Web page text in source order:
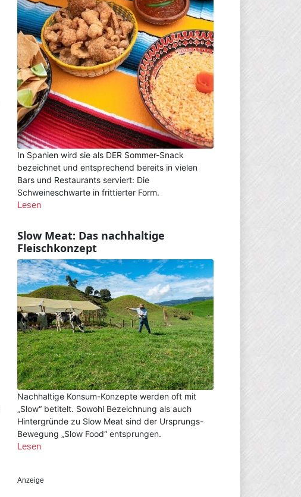
In Spanien wird sie als DER Sommer-Snack
bezeichnet und entsprechend bereits in vielen
Bars und Restaurants serviert: Die
Schweineschwarte in frittierter Form.
Lesen
Slow Meat: Das nachhaltige
Fleischkonzept
Nachhaltige Konsum-Konzepte werden oft mit
„Slow“ betitelt. Sowohl Bezeichnung als auch
Hintergründe zu Slow Meat sind der Ursprungs-
Bewegung „Slow Food“ entsprungen.
Lesen
Anzeige